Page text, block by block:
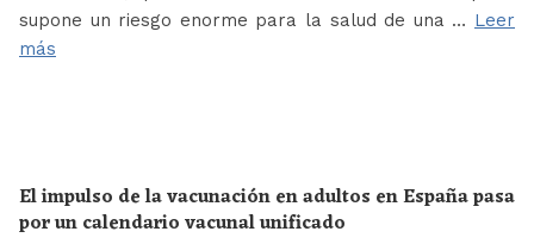
supone un riesgo enorme para la salud de una … Leer
más
El impulso de la vacunación en adultos en España pasa
por un calendario vacunal unificado